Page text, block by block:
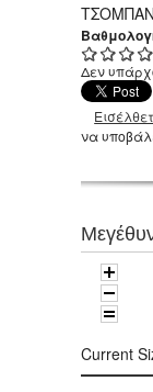
Δεν
να
Current